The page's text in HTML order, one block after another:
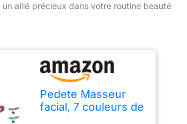
un allié précieux dans votre routine beauté
Pedete Masseur
facial, 7 couleurs de